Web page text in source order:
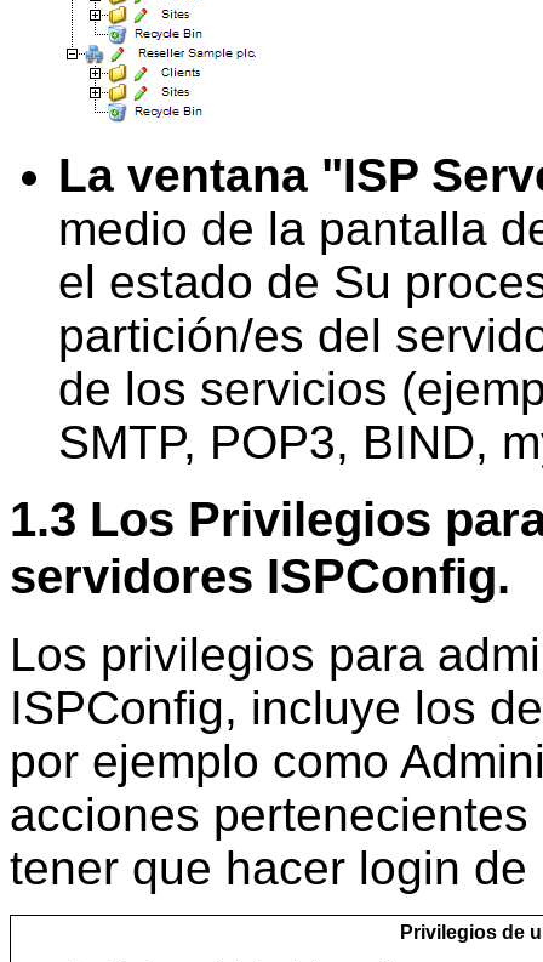
La ventana "ISP
medio de la pantalla
el estado de Su
partición/es del
de los servicios
SMTP, POP3, BIND,
1.3 Los Privilegios
servidores ISPConfig.
Los privilegios para
ISPConfig, incluye los
por ejemplo como
acciones
tener que hacer login de
Privilegios de